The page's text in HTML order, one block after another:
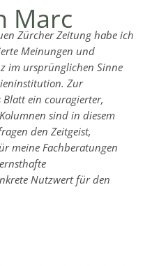
Marc
Zürcher Zeitung habe ich
Meinungen und
im ursprünglichen Sinne
Zur
ein couragierter,
sind in diesem
den Zeitgeist,
meine Fachberatungen
Nutzwert für den